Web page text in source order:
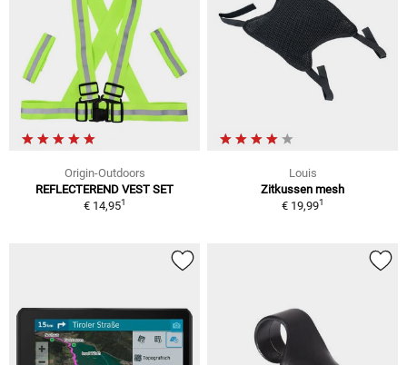
Origin-Outdoors
REFLECTEREND VEST SET
€ 14,951
Louis
Zitkussen mesh
€ 19,991